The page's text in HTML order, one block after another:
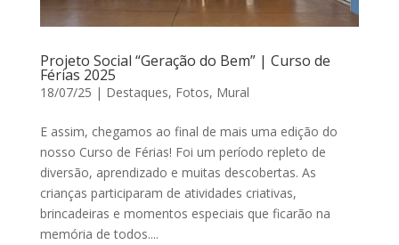
Projeto Social “Geração do Bem” | Curso de
Férias 2025
18/07/25 | Destaques, Fotos, Mural
E assim, chegamos ao final de mais uma edição do
nosso Curso de Férias! Foi um período repleto de
diversão, aprendizado e muitas descobertas. As
crianças participaram de atividades criativas,
brincadeiras e momentos especiais que ficarão na
memória de todos....